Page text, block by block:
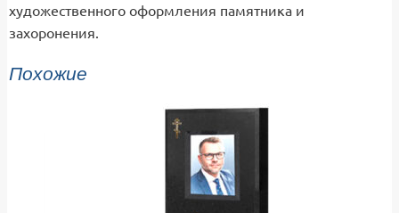
художественного оформления памятника и
захоронения.
Похожие